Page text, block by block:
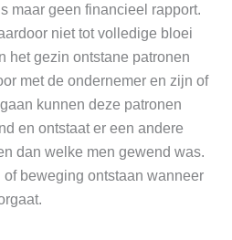
maar geen financieel rapport.
niet tot volledige bloei
het gezin ontstane patronen
met de ondernemer en zijn of
kunnen deze patronen
en ontstaat er een andere
dan welke men gewend was.
of beweging ontstaan wanneer